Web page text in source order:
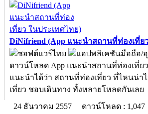
DiNifriend (App แนะนำสถานที่ท่องเที่ย
ดาวน์โหลด App แนะนำสถานที่ท่องเที่ย
แนะนำได้ว่า สถานที่ท่องเที่ยว ที่ไหนน่า
เที่ยว ชอบเดินทาง ทั้งหลายโหลดกันเลย
24 ธันวาคม 2557
ดาวน์โหลด : 1,047